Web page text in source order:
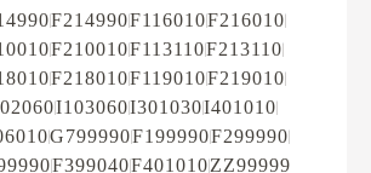
F214990F116010F216010
F210010F113110F213110
F218010F119010F219010
I103060I301030I401010
G799990F199990F299990
F399040F401010ZZ99999